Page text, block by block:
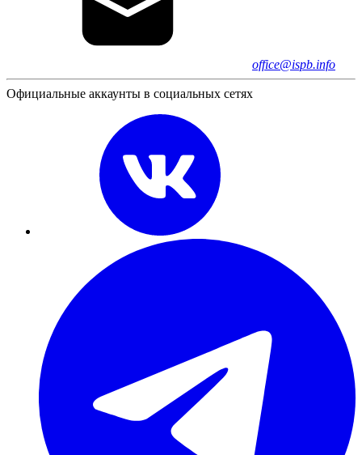
office@ispb.info
Официальные аккаунты в социальных сетях